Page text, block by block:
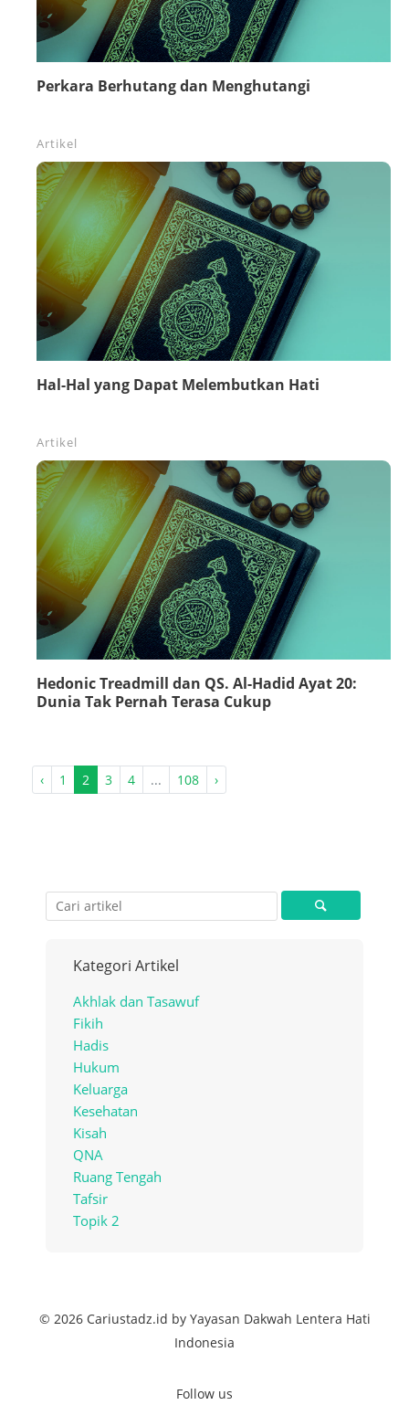
Perkara Berhutang dan Menghutangi
Artikel
Hal-Hal yang Dapat Melembutkan Hati
Artikel
Hedonic Treadmill dan QS. Al-Hadid Ayat 20:
Dunia Tak Pernah Terasa Cukup
‹ 1 2 3 4 ... 108 ›
Kategori Artikel
Akhlak dan Tasawuf
Fikih
Hadis
Hukum
Keluarga
Kesehatan
Kisah
QNA
Ruang Tengah
Tafsir
Topik 2
© 2026 Cariustadz.id by Yayasan Dakwah Lentera Hati
Indonesia
Follow us